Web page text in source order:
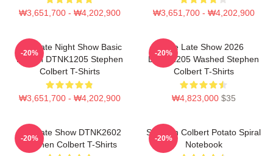
₩3,651,700 - ₩4,202,900 ₩3,651,700 - ₩4,202,900
The Late Night Show Basic
Design DTNK1205 Stephen
Colbert T-Shirts
₩3,651,700 - ₩4,202,900
-20%
The Late Show 2026
DTNK1205 Washed Stephen
Colbert T-Shirts
₩4,823,000 $35
-20%
The Late Show DTNK2602
Stephen Colbert T-Shirts
-20%
Stephen Colbert Potato Spiral
Notebook
-20%